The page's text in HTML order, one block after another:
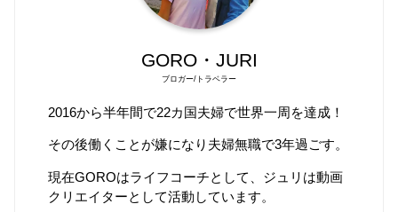
GORO・JURI
ブロガー/トラベラー
2016から半年間で22カ国夫婦で世界一周を達成！
その後働くことが嫌になり夫婦無職で3年過ごす。
現在GOROはライフコーチとして、ジュリは動画
クリエイターとして活動しています。